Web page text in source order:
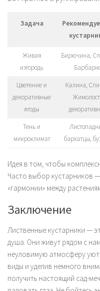
Задача
Живая
изгородь
Бирючина,
Цветение и
декоративные
ягоды
Калина,
Тень и
микроклимат
бархатцы,
Идея в том, чтобы
Часто выбор кустарников
«гармонии» между
Заключение
Лиственные кустарники —
душа. Они живут рядом с
неуловимую атмосферу
виды и уделив немного
получить настоящий сад-